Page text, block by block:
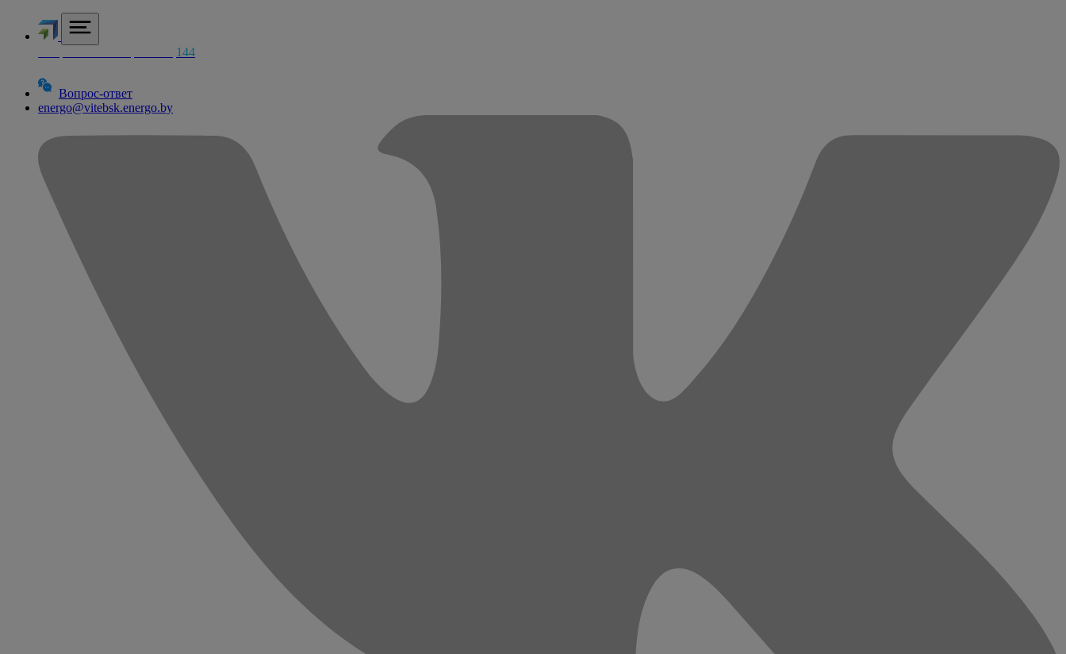
144
Вопрос-ответ
energo@vitebsk.energo.by